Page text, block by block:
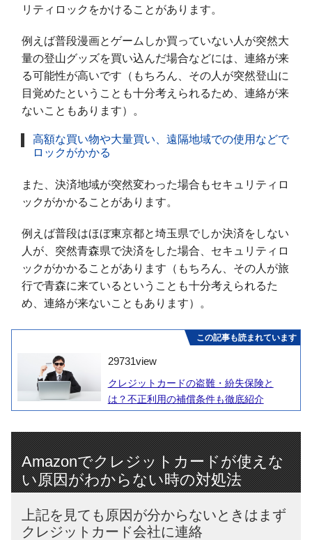
リティロックをかけることがあります。
例えば普段漫画とゲームしか買っていない人が突然大
量の登山グッズを買い込んだ場合などには、連絡が来
る可能性が高いです（もちろん、その人が突然登山に
目覚めたということも十分考えられるため、連絡が来
ないこともあります）。
高額な買い物や大量買い、遠隔地域での使用などで
ロックがかかる
また、決済地域が突然変わった場合もセキュリティロ
ックがかかることがあります。
例えば普段はほぼ東京都と埼玉県でしか決済をしない
人が、突然青森県で決済をした場合、セキュリティロ
ックがかかることがあります（もちろん、その人が旅
行で青森に来ているということも十分考えられるた
め、連絡が来ないこともあります）。
この記事も読まれています
29731view
クレジットカードの盗難・紛失保険と
は？不正利用の補償条件も徹底紹介
Amazonでクレジットカードが使えな
い原因がわからない時の対処法
上記を見ても原因が分からないときはまず
クレジットカード会社に連絡